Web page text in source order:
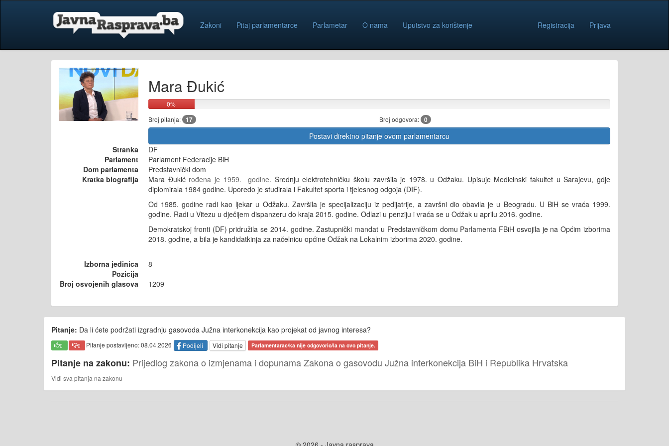
Zakoni Pitaj parlamentarce Parlametar O nama Uputstvo za korištenje Registracija Prijava
Mara Đukić
0%
Broj pitanja: 17 Broj odgovora: 0
Postavi direktno pitanje ovom parlamentarcu
Stranka
DF
Parlament
Parlament Federacije BiH
Dom parlamenta
Predstavnički dom
Kratka biografija
Mara Đukić rođena je 1959. godine. Srednju elektrotehničku školu završila je 1978. u Odžaku. Upisuje Medicinski fakultet u Sarajevu, gdje
diplomirala 1984 godine. Uporedo je studirala i Fakultet sporta i tjelesnog odgoja (DIF).
Od 1985. godine radi kao ljekar u Odžaku. Završila je specijalizaciju iz pedijatrije, a završni dio obavila je u Beogradu. U BiH se vraća 1999.
godine. Radi u Vitezu u dječijem dispanzeru do kraja 2015. godine. Odlazi u penziju i vraća se u Odžak u aprilu 2016. godine.
Demokratskoj fronti (DF) pridružila se 2014. godine. Zastupnički mandat u Predstavničkom domu Parlamenta FBiH osvojila je na Općim izborima
2018. godine, a bila je kandidatkinja za načelnicu općine Odžak na Lokalnim izborima 2020. godine.
Izborna jedinica
8
Pozicija
Broj osvojenih glasova
1209
Pitanje: Da li ćete podržati izgradnju gasovoda Južna interkonekcija kao projekat od javnog interesa?
0 0 Pitanje postavljeno: 08.04.2026 Podijeli Vidi pitanje Parlamentarac/ka nije odgovorio/la na ovo pitanje.
Pitanje na zakonu: Prijedlog zakona o izmjenama i dopunama Zakona o gasovodu Južna interkonekcija BiH i Republika Hrvatska
Vidi sva pitanja na zakonu